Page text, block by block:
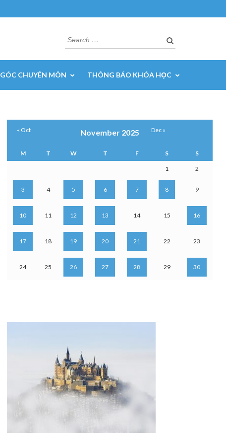
Search
for:
GÓC CHUYÊN MÔN THÔNG BÁO KHÓA HỌC
November 2025
M T W T F S S
1 2
3 4 5 6 7 8 9
10 11 12 13 14 15 16
17 18 19 20 21 22 23
24 25 26 27 28 29 30
« Oct Dec »